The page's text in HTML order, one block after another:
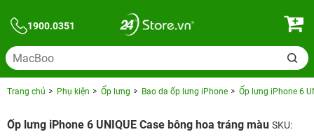
1900.0351
Trang chủ Phụ kiện Ốp lưng Bao da ốp lưng iPhone Ốp lưng iPhone 6
Ốp lưng iPhone 6 UNIQUE Case bông hoa tráng màu SKU: